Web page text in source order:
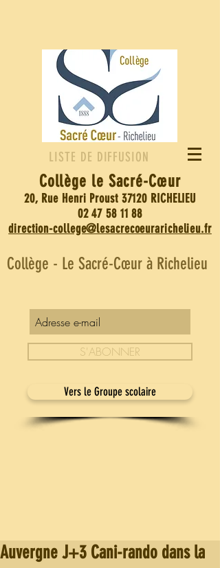
LISTE DE DIFFUSION
Collège le Sacré-Cœur
20, Rue Henri Proust 37120 RICHELIEU
02 47 58 11 88
direction-college@lesacrecoeurarichelieu.fr
Collège - Le Sacré-Cœur à Richelieu
S'ABONNER
Vers le Groupe scolaire
Auvergne J+3 Cani-rando dans la